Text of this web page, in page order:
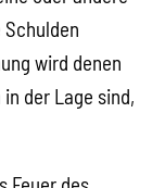
neue
zu heftigem
herrschende
eine